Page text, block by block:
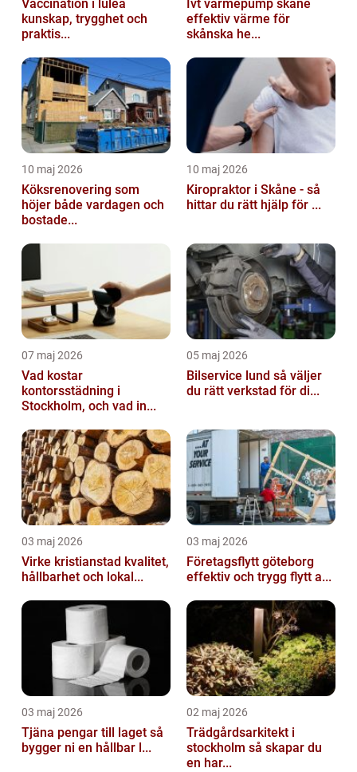
Vaccination i luleå
kunskap, trygghet och
praktis...
Ivt värmepump skåne
effektiv värme för
skånska he...
10 maj 2026
Köksrenovering som
höjer både vardagen och
bostade...
10 maj 2026
Kiropraktor i Skåne - så
hittar du rätt hjälp för ...
07 maj 2026
Vad kostar
kontorsstädning i
Stockholm, och vad in...
05 maj 2026
Bilservice lund så väljer
du rätt verkstad för di...
03 maj 2026
Virke kristianstad kvalitet,
hållbarhet och lokal...
03 maj 2026
Företagsflytt göteborg
effektiv och trygg flytt a...
03 maj 2026
Tjäna pengar till laget så
bygger ni en hållbar l...
02 maj 2026
Trädgårdsarkitekt i
stockholm så skapar du
en har...